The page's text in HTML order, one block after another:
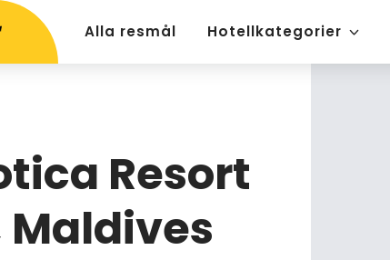
Alla resmål Hotellkategorier
Resort
Maldives